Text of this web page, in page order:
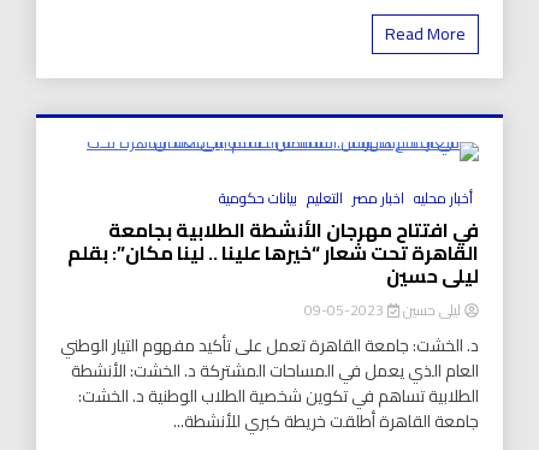
Read More
أخبار محليه اخبار مصر التعليم بيانات حكومية
في افتتاح مهرجان الأنشطة الطلابية بجامعة
القاهرة تحت شعار “خيرها علينا .. لينا مكان”: بقلم
ليلى حسين
ليلى حسين
د. الخشت: جامعة القاهرة تعمل على تأكيد مفهوم التيار الوطني
العام الذي يعمل في المساحات المشتركة د. الخشت: الأنشطة
الطلابية تساهم في تكوين شخصية الطلاب الوطنية د. الخشت:
جامعة القاهرة أطلقت خريطة كبري للأنشطة...